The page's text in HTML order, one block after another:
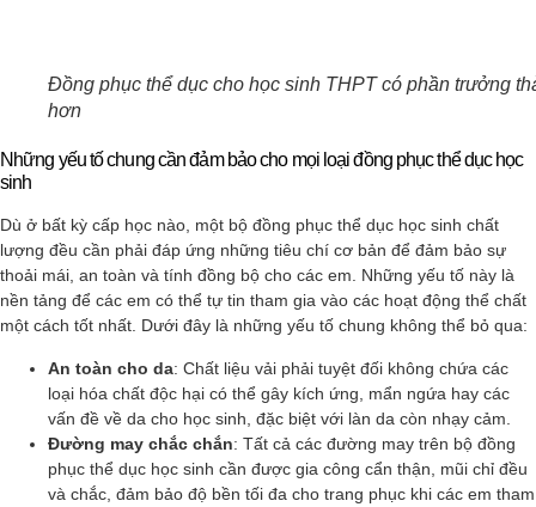
Đồng phục thể dục cho học sinh THPT có phần trưởng
hơn
Những yếu tố chung cần đảm bảo cho mọi loại đồng phục thể dục học
sinh
Dù ở bất kỳ cấp học nào, một bộ đồng phục thể dục học sinh chất
lượng đều cần phải đáp ứng những tiêu chí cơ bản để đảm bảo sự
thoải mái, an toàn và tính đồng bộ cho các em. Những yếu tố này là
nền tảng để các em có thể tự tin tham gia vào các hoạt động thể chất
một cách tốt nhất. Dưới đây là những yếu tố chung không thể bỏ qua:
An toàn cho da: Chất liệu vải phải tuyệt đối không chứa các
loại hóa chất độc hại có thể gây kích ứng, mẩn ngứa hay các
vấn đề về da cho học sinh, đặc biệt với làn da còn nhạy cảm.
Đường may chắc chắn: Tất cả các đường may trên bộ đồng
phục thể dục học sinh cần được gia công cẩn thận, mũi chỉ đều
và chắc, đảm bảo độ bền tối đa cho trang phục khi các em tham